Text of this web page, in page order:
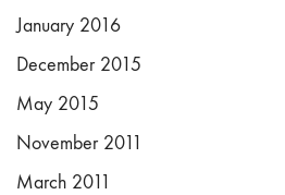
January 2016
December 2015
May 2015
November 2011
March 2011